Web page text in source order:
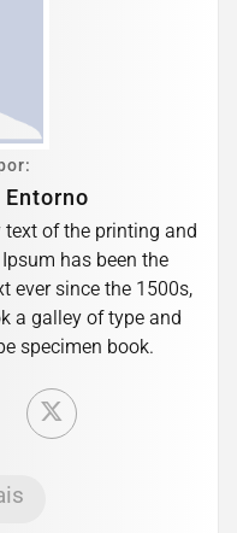
Entorno
of the printing and
has been the
ever since the 1500s,
a galley of type and
specimen book.